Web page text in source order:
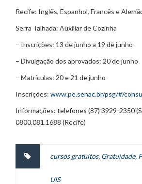
Recife: Inglês, Espanhol, Francês e
Serra Talhada: Auxiliar de Cozinha
– Inscrições: 13 de junho a 19 de junho
– Divulgação dos aprovados: 20 de junho
– Matrículas: 20 e 21 de junho
Inscrições:www.pe.senac.br/psg/#/
Informações: telefones (87) 3929-2350
0800.081.1688 (Recife)
cursos gratuitos, Gratuidade,
UIS